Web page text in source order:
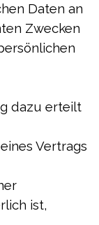
Daten an
Zwecken
dazu erteilt
Vertrags
ist,